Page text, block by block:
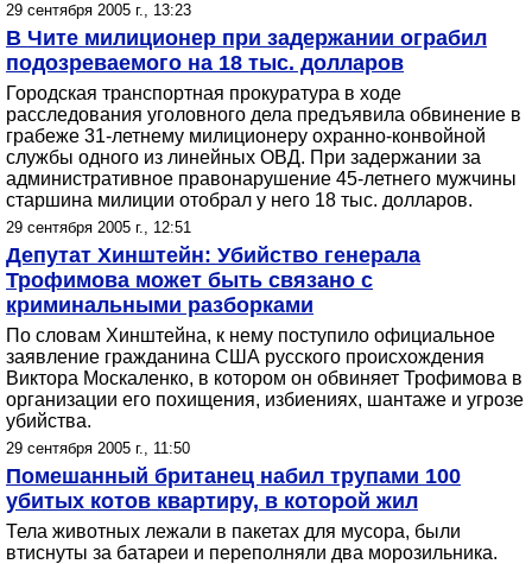
29 сентября 2005 г., 13:23
В Чите милиционер при задержании ограбил
подозреваемого на 18 тыс. долларов
Городская транспортная прокуратура в ходе
расследования уголовного дела предъявила обвинение в
грабеже 31-летнему милиционеру охранно-конвойной
службы одного из линейных ОВД. При задержании за
административное правонарушение 45-летнего мужчины
старшина милиции отобрал у него 18 тыс. долларов.
29 сентября 2005 г., 12:51
Депутат Хинштейн: Убийство генерала
Трофимова может быть связано с
криминальными разборками
По словам Хинштейна, к нему поступило официальное
заявление гражданина США русского происхождения
Виктора Москаленко, в котором он обвиняет Трофимова в
организации его похищения, избиениях, шантаже и угрозе
убийства.
29 сентября 2005 г., 11:50
Помешанный британец набил трупами 100
убитых котов квартиру, в которой жил
Тела животных лежали в пакетах для мусора, были
втиснуты за батареи и переполняли два морозильника.